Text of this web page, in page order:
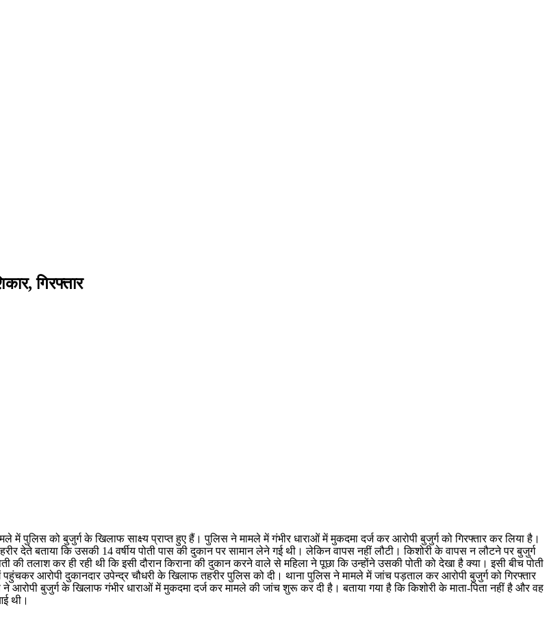
गिरफ्तार
में पुलिस को बुजुर्ग के खिलाफ साक्ष्य प्राप्त हुए हैं। पुलिस ने मामले में गंभीर धाराओं में मुकदमा दर्ज कर आरोपी बुजुर्ग को गिरफ्तार कर लिया है।
देते बताया कि उसकी 14 वर्षीय पोती पास की दुकान पर सामान लेने गई थी। लेकिन वापस नहीं लौटी। किशोरी के वापस न लौटने पर बुजुर्ग
तलाश कर ही रही थी कि इसी दौरान किराना की दुकान करने वाले से महिला ने पूछा कि उन्होंने उसकी पोती को देखा है क्या। इसी बीच पोती
आरोपी दुकानदार उपेन्द्र चौधरी के खिलाफ तहरीर पुलिस को दी। थाना पुलिस ने मामले में जांच पड़ताल कर आरोपी बुजुर्ग को गिरफ्तार
आरोपी बुजुर्ग के खिलाफ गंभीर धाराओं में मुकदमा दर्ज कर मामले की जांच शुरू कर दी है। बताया गया है कि किशोरी के माता-पिता नहीं है और वह
थी।